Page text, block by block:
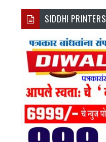
SIDDHI PRINTERS